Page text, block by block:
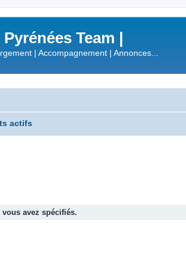
Team |
| Accompagnement | Annonces...
actifs
avez spécifiés.